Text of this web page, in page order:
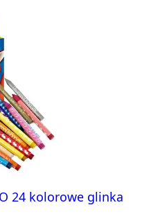
24 kolorowe glinka